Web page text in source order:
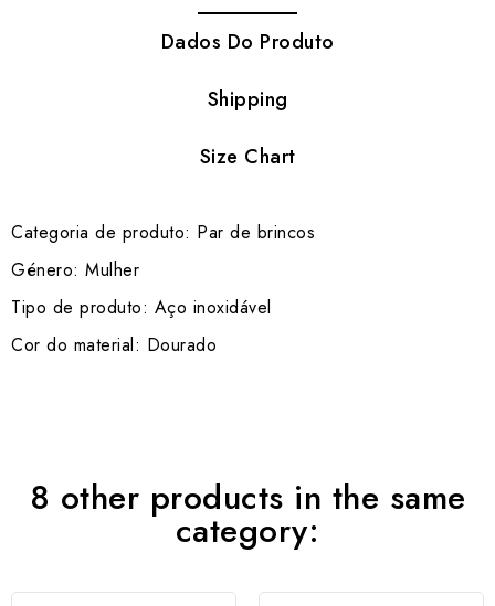
Dados Do Produto
Shipping
Size Chart
Categoria de produto: Par de brincos
Género: Mulher
Tipo de produto: Aço inoxidável
Cor do material: Dourado
8 other products in the same
category: